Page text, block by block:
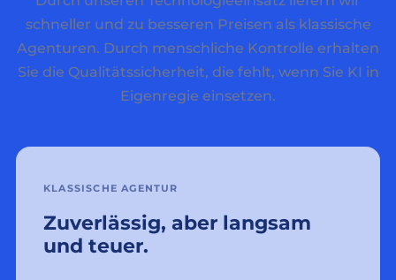
schneller und zu besseren Preisen als klassische
Agenturen. Durch menschliche Kontrolle erhalten
Sie die Qualitätssicherheit, die fehlt, wenn Sie KI in
Eigenregie einsetzen.
KLASSISCHE AGENTUR
Zuverlässig, aber langsam
und teuer.